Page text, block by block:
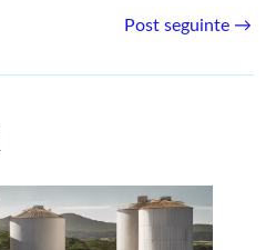
Post seguinte →